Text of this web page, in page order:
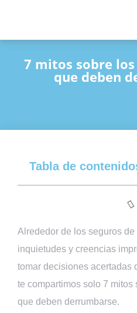
7 mitos sobre
que deben
Tabla de
Alrededor de los seguros
inquietudes y creencias
tomar decisiones acertadas
te compartimos solo 7
que deben derrumbarse.